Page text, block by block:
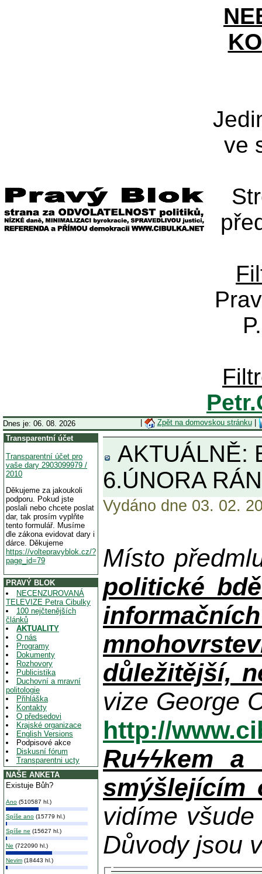
ve
Dnes je: 06. 08. 2026 Zpět na domovskou stránku|
Transparentní účet
Transparentní účet pro
vaše dary 2903099979 /
2010
Děkujeme za jakoukoli
podporu. Pokud jste
poslali nebo chcete poslat
dar, tak prosím vyplňte
tento formulář. Musíme
dle zákona evidovat dary i
dárce. Děkujeme
https://voltepravyblok.cz/?
page_id=79
PRAVÝ BLOK
NECENZUROVANÁ
TELEVIZE Petra Cibulky
100 nejčtenějších
článků
AKTUALITY
O nás
Programy
Dokumenty
Rozhovory
Publicistika
Duchovní a mravní
politologie
Přihláška
Kontakty
O předsedovi
Krajské organizace
English Versions
Podpisové akce
Diskusní fórum
Transparentni ucty
NAŠE ANKETA
Existuje Bůh?
Ano (510587 hl.)
Spíše ano (15779 hl.)
Spíše ne (15627 hl.)
Ne (722090 hl.)
Nevim (18443 hl.)
AKTUÁLNĚ:
6.ÚNORA
Vydáno dne 03. 02.
Místo
politické
důležitější,
vize George
http://
Ruϟϟkem
smýšlejícím
vidíme
Důvody jsou